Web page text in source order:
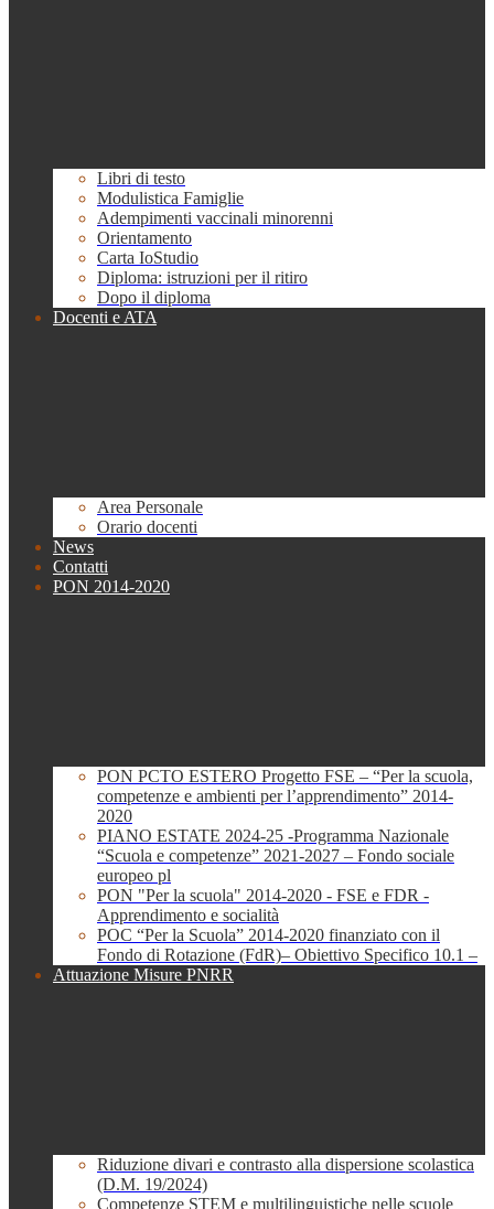
Libri di testo
Modulistica Famiglie
Adempimenti vaccinali minorenni
Orientamento
Carta IoStudio
Diploma: istruzioni per il ritiro
Dopo il diploma
Docenti e ATA
Area Personale
Orario docenti
News
Contatti
PON 2014-2020
PON PCTO ESTERO Progetto FSE – “Per la scuola,
competenze e ambienti per l’apprendimento” 2014-
2020
PIANO ESTATE 2024-25 -Programma Nazionale
“Scuola e competenze” 2021-2027 – Fondo sociale
europeo pl
PON "Per la scuola" 2014-2020 - FSE e FDR -
Apprendimento e socialità
POC “Per la Scuola” 2014-2020 finanziato con il
Fondo di Rotazione (FdR)– Obiettivo Specifico 10.1 –
Attuazione Misure PNRR
Riduzione divari e contrasto alla dispersione scolastica
(D.M. 19/2024)
Competenze STEM e multilinguistiche nelle scuole